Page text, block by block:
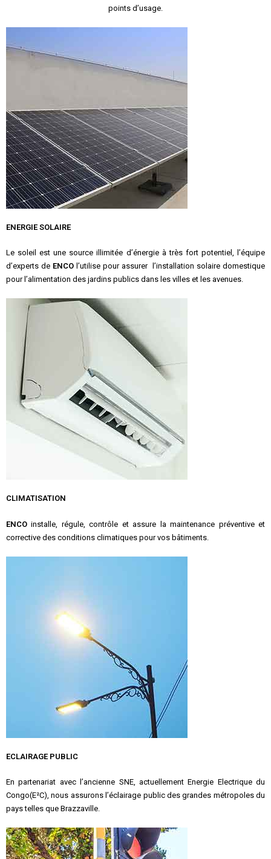
points d’usage.
ENERGIE SOLAIRE
Le soleil est une source illimitée d’énergie à très fort potentiel, l’équipe
d’experts de ENCO l’utilise pour assurer l’installation solaire domestique
pour l’alimentation des jardins publics dans les villes et les avenues.
CLIMATISATION
ENCOinstalle, régule, contrôle et assure la maintenance préventive et
corrective des conditions climatiques pour vos bâtiments.
ECLAIRAGE PUBLIC
En partenariat avec l’ancienne SNE, actuellement Energie Electrique du
Congo(E²C), nous assurons l’éclairage public des grandes métropoles du
pays telles que Brazzaville.